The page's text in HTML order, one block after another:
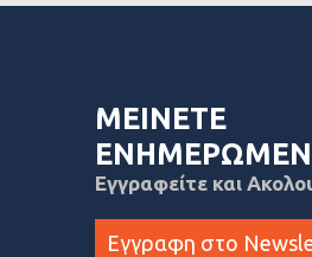
ΜΕΙΝΕΤΕ
Εγγραφείτε και
Εγγραφη στο